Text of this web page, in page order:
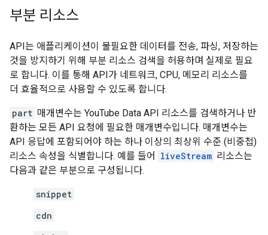
부분 리소스
API는 애플리케이션이 불필요한 데이터를 전송, 파싱, 저장하는
것을 방지하기 위해 부분 리소스 검색을 허용하며 실제로 필요
로 합니다. 이를 통해 API가 네트워크, CPU, 메모리 리소스를
더 효율적으로 사용할 수 있도록 합니다.
part 매개변수는 YouTube Data API 리소스를 검색하거나 반
환하는 모든 API 요청에 필요한 매개변수입니다. 매개변수는
API 응답에 포함되어야 하는 하나 이상의 최상위 수준 (비중첩)
리소스 속성을 식별합니다. 예를 들어
liveStream 리소스는
다음과 같은 부분으로 구성됩니다.
snippet
cdn